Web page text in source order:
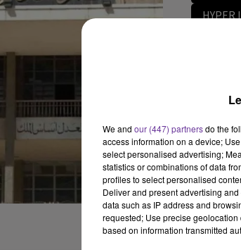
HYPER
7
LE
EDITION
EDITION
We and our (447) partnersdo the
access information on a device;
select personalised advertising;
statistics or combinations of data
profiles to select personalised
Deliver and present advertising
data such as IP address and
requested; Use precise
based on information transmitted